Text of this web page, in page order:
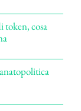
token, cosa